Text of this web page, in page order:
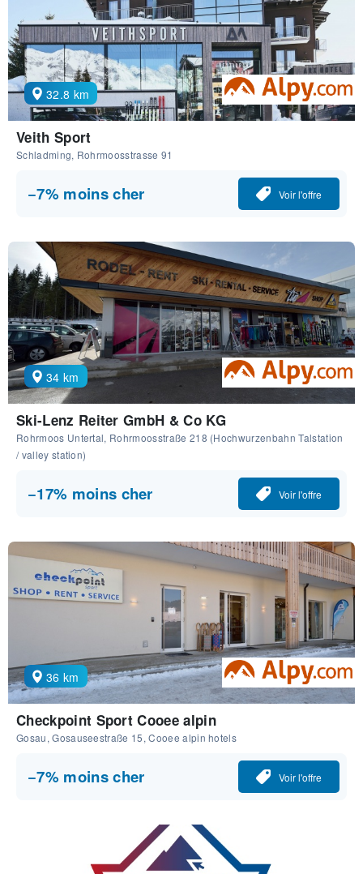
32.8 km
Veith Sport
Schladming, Rohrmoosstrasse 91
−7% moins cher Voir l'offre
34 km
Ski-Lenz Reiter GmbH & Co KG
Rohrmoos Untertal, Rohrmoosstraße 218 (Hochwurzenbahn Talstation
/ valley station)
−17% moins cher Voir l'offre
36 km
Checkpoint Sport Cooee alpin
Gosau, Gosauseestraße 15, Cooee alpin hotels
−7% moins cher Voir l'offre